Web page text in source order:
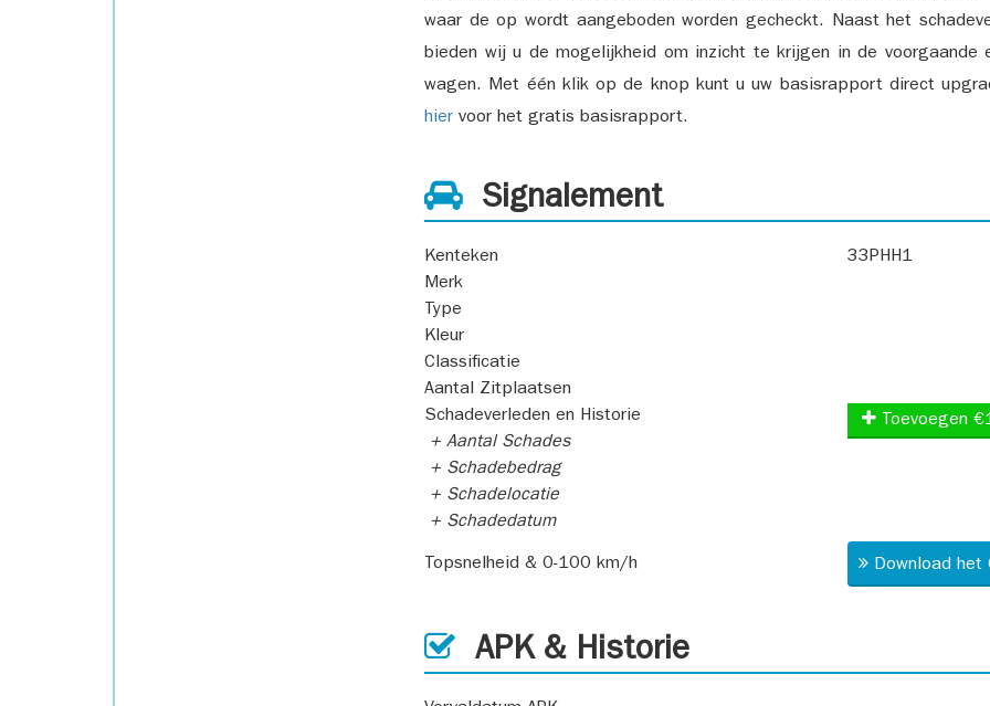
waar de op wordt aangeboden worden gecheckt. Naast het
bieden wij u de mogelijkheid om inzicht te krijgen in de voorgaande
wagen. Met één klik op de knop kunt u uw basisrapport direct
hier voor het gratis basisrapport.
Signalement
Kenteken
33PHH1
Merk
Type
Kleur
Classificatie
Aantal Zitplaatsen
Schadeverleden en Historie
+ Aantal Schades
+ Schadebedrag
+ Schadelocatie
+ Schadedatum
Toevoegen
Topsnelheid & 0-100 km/h Download
APK & Historie